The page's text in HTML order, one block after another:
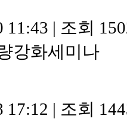
11:43 | 조회
강화세미나
17:12 | 조회